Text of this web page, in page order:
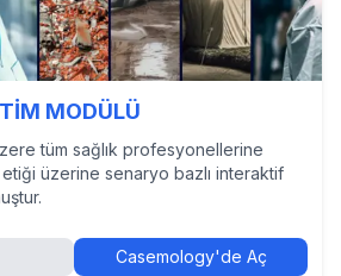
MODÜLÜ
tüm sağlık profesyonellerine
üzerine senaryo bazlı interaktif
Casemology'de Aç